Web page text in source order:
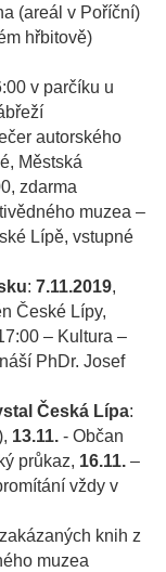
(areál v Poříční)
hřbitově)
v parčíku u
autorského
Městská
zdarma
muzea –
Lípě, vstupné
: 7.11.2019,
České Lípy,
– Kultura –
PhDr. Josef
Česká Lípa:
13.11. - Občan
průkaz, 16.11. –
vždy v
knih z
muzea